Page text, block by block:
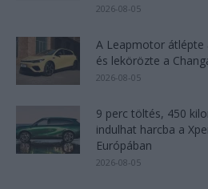
2026-08-05
A Leapmotor átlépte
és lekörözte a
2026-08-05
9 perc töltés, 450
indulhat harcba a
Európában
2026-08-05